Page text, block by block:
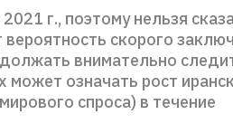
г., поэтому нельзя
скорого
внимательно
может означать рост
спроса) в течение